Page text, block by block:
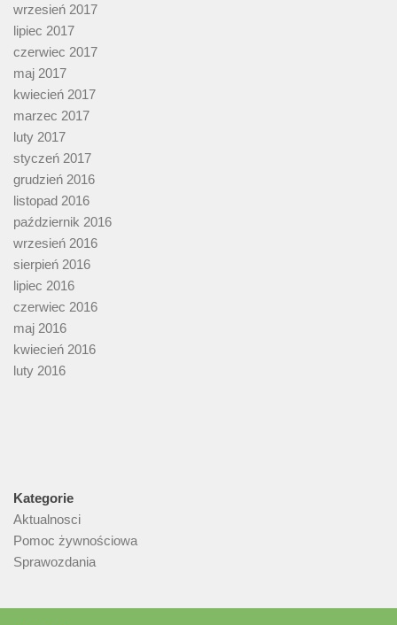
wrzesień 2017
lipiec 2017
czerwiec 2017
maj 2017
kwiecień 2017
marzec 2017
luty 2017
styczeń 2017
grudzień 2016
listopad 2016
październik 2016
wrzesień 2016
sierpień 2016
lipiec 2016
czerwiec 2016
maj 2016
kwiecień 2016
luty 2016
Kategorie
Aktualnosci
Pomoc żywnościowa
Sprawozdania